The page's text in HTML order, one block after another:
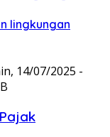
lingkungan
14/07/2025 -